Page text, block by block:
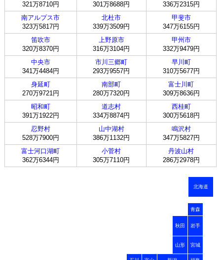
321万8710円
301万8688円
336万2315円
南アルプス市
323万5817円
北杜市
339万3509円
甲斐市
347万6155円
笛吹市
320万8370円
上野原市
316万3104円
甲州市
332万9479円
中央市
341万4484円
市川三郷町
293万9557円
早川町
310万5677円
身延町
270万9721円
南部町
280万7320円
富士川町
309万8636円
昭和町
391万1922円
道志村
334万8874円
西桂町
300万5618円
忍野村
528万7900円
山中湖村
386万1132円
鳴沢村
347万5827円
富士河口湖町
362万6344円
小菅村
305万7110円
丹波山村
286万2978円
北海道
青森
秋田 岩手
山形 宮城